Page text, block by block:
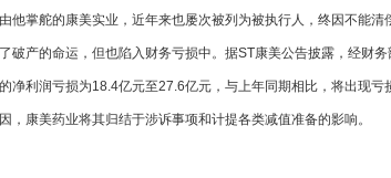
他掌舵的康美实业，近年来也屡次被列为被执行人，终因不能清
破产的命运，但也陷入财务亏损中。据ST康美公告披露，经财
净利润亏损为18.4亿元至27.6亿元，与上年同期相比，将出现亏
，康美药业将其归结于涉诉事项和计提各类减值准备的影响。